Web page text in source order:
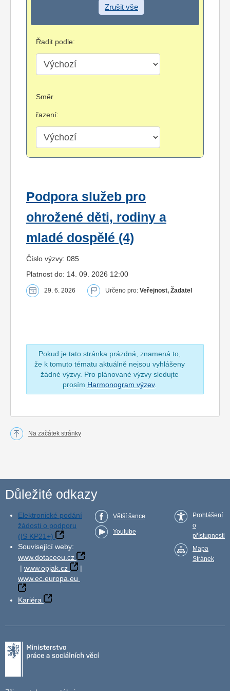
Zrušit vše
Řadit podle:
Směr
řazení:
Podpora služeb pro
ohrožené děti, rodiny a
mladé dospělé (4)
Číslo výzvy: 085
Platnost do: 14. 09. 2026 12:00
29. 6. 2026 Určeno pro: Veřejnost, Žadatel
Pokud je tato stránka prázdná, znamená to,
že k tomuto tématu aktuálně nejsou vyhlášeny
žádné výzvy. Pro plánované výzvy sledujte
prosím Harmonogram výzev.
Na začátek stránky
Důležité odkazy
Elektronické podání
žádosti o podporu
(IS KP21+)
Související weby:
www.dotaceeu.cz
| www.opjak.cz
|
www.ec.europa.eu
Kariéra
Větší šance
Youtube
Prohlášení
o
přístupnosti
Mapa
Stránek